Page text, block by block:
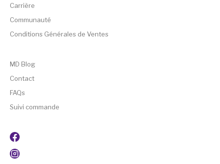
Carrière
Communauté
Conditions Générales de Ventes
MD Blog
Contact
FAQs
Suivi commande